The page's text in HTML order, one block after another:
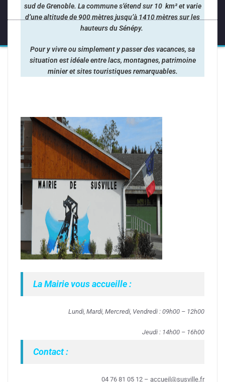
sud de Grenoble. La commune s’étend sur 10 km² et varie
d’une altitude de 900 mètres jusqu’à 1410 mètres sur les
hauteurs du Sénépy.
Pour y vivre ou simplement y passer des vacances, sa
situation est idéale entre lacs, montagnes, patrimoine
minier et sites touristiques remarquables.
La Mairie vous accueille :
Lundi, Mardi, Mercredi, Vendredi : 09h00 – 12h00
Jeudi : 14h00 – 16h00
Contact :
04 76 81 05 12 – accueil@susville.fr